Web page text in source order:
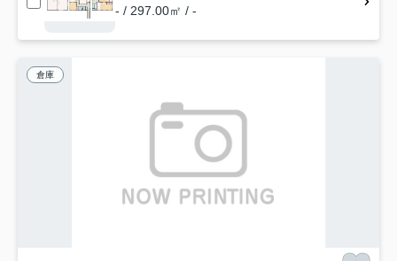
- / 297.00㎡ / -
倉庫